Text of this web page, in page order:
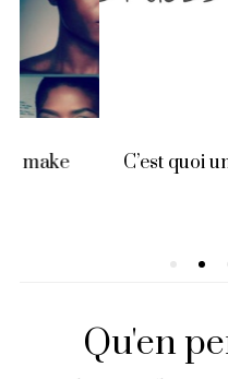
C’est quoi une jolie
Qu'en